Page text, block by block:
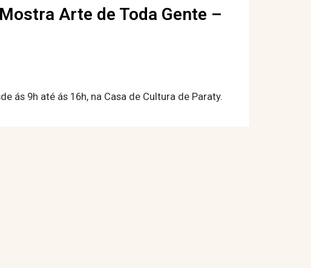
Arte de Toda Gente –
ás 9h até ás 16h, na Casa de Cultura de Paraty.